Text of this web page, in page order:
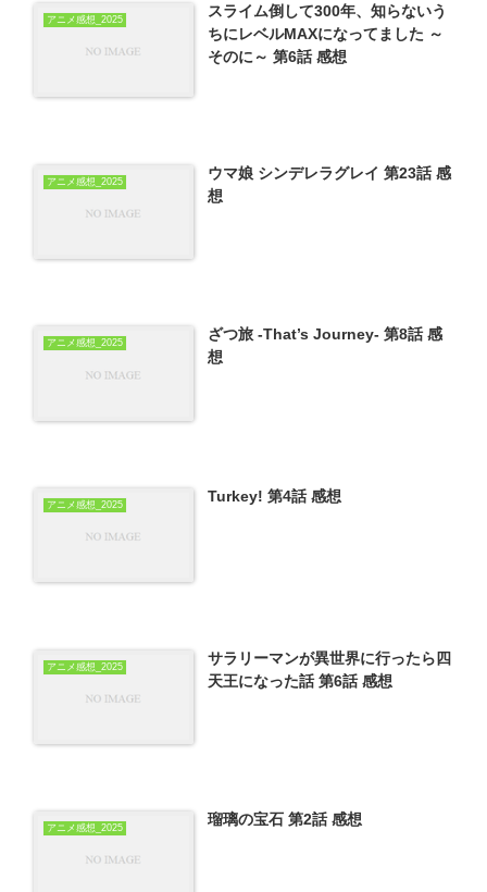
アニメ感想_2025
スライム倒して300年、知らないう
ちにレベルMAXになってました ～
そのに～ 第6話 感想
アニメ感想_2025
ウマ娘 シンデレラグレイ 第23話 感
想
アニメ感想_2025
ざつ旅 -That’s Journey- 第8話 感
想
アニメ感想_2025 Turkey! 第4話 感想
アニメ感想_2025
サラリーマンが異世界に行ったら四
天王になった話 第6話 感想
アニメ感想_2025 瑠璃の宝石 第2話 感想